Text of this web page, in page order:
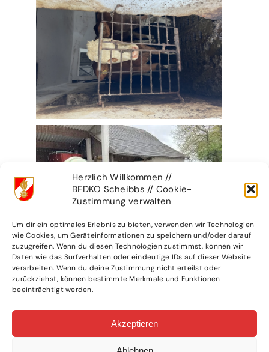
Herzlich Willkommen //
BFDKO Scheibbs // Cookie-
Zustimmung verwalten
Um dir ein optimales Erlebnis zu bieten, verwenden wir Technologien
wie Cookies, um Geräteinformationen zu speichern und/oder darauf
zuzugreifen. Wenn du diesen Technologien zustimmst, können wir
Daten wie das Surfverhalten oder eindeutige IDs auf dieser Website
verarbeiten. Wenn du deine Zustimmung nicht erteilst oder
zurückziehst, können bestimmte Merkmale und Funktionen
beeinträchtigt werden.
Akzeptieren